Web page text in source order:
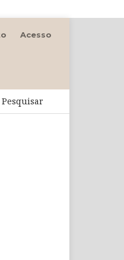
Pesquisar
Acesso